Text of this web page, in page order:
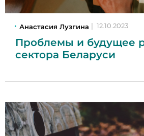
Анастасия Лузгина 12.10.2023
Проблемы и будущее
сектора Беларуси